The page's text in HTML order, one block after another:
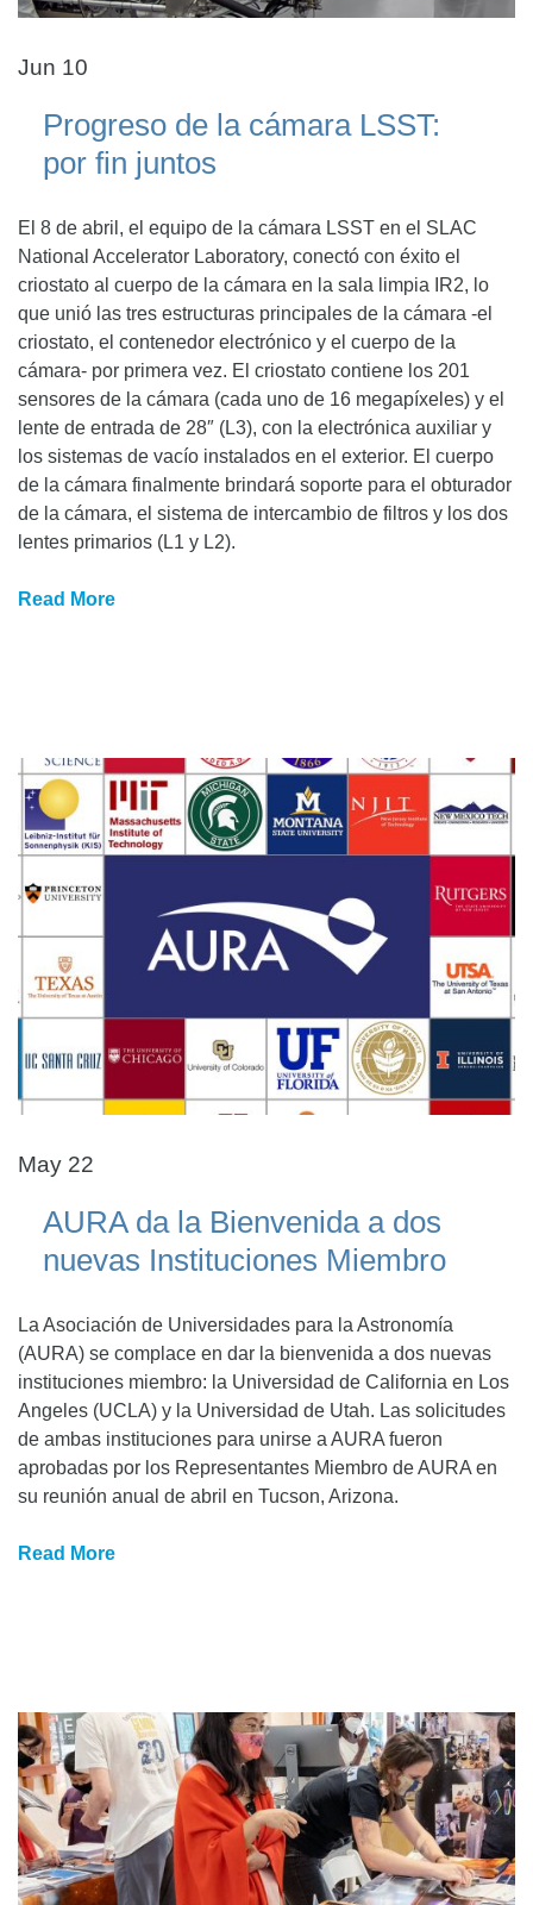
Jun 10
Progreso de la cámara LSST:
por fin juntos
El 8 de abril, el equipo de la cámara LSST en el SLAC
National Accelerator Laboratory, conectó con éxito el
criostato al cuerpo de la cámara en la sala limpia IR2, lo
que unió las tres estructuras principales de la cámara -el
criostato, el contenedor electrónico y el cuerpo de la
cámara- por primera vez. El criostato contiene los 201
sensores de la cámara (cada uno de 16 megapíxeles) y el
lente de entrada de 28″ (L3), con la electrónica auxiliar y
los sistemas de vacío instalados en el exterior. El cuerpo
de la cámara finalmente brindará soporte para el obturador
de la cámara, el sistema de intercambio de filtros y los dos
lentes primarios (L1 y L2).
Read More
May 22
AURA da la Bienvenida a dos
nuevas Instituciones Miembro
La Asociación de Universidades para la Astronomía
(AURA) se complace en dar la bienvenida a dos nuevas
instituciones miembro: la Universidad de California en Los
Angeles (UCLA) y la Universidad de Utah. Las solicitudes
de ambas instituciones para unirse a AURA fueron
aprobadas por los Representantes Miembro de AURA en
su reunión anual de abril en Tucson, Arizona.
Read More